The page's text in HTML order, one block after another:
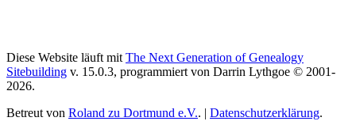
Diese Website läuft mit The Next Generation of Genealogy
Sitebuilding v. 15.0.3, programmiert von Darrin Lythgoe © 2001-
2026.
Betreut von Roland zu Dortmund e.V.. | Datenschutzerklärung.